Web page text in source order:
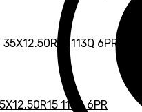
113Q 6PR